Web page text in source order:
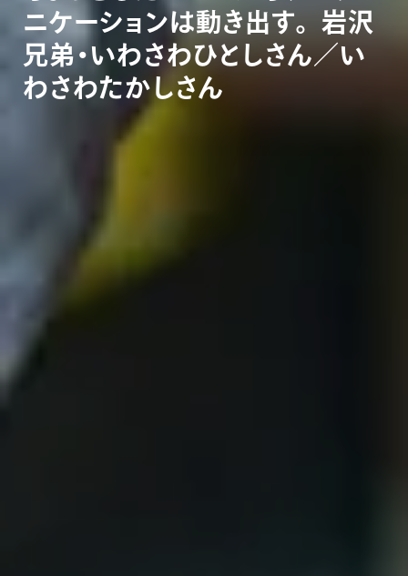
ニケーショ ンは動き出す。 岩沢
兄弟・ いわさわひと しさん ／い
わさわたかしさん